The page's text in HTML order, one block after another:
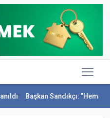
Başkan Sandıkçı: